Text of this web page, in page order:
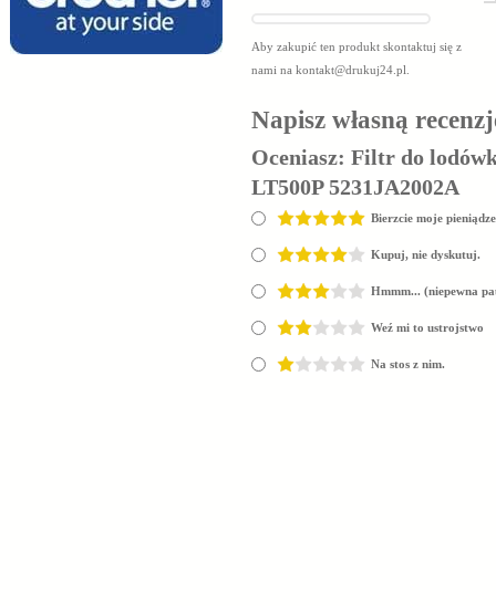
Aby zakupić ten produkt skontaktuj się z
nami na kontakt@drukuj24.pl
Napisz własną
Oceniasz: Filtr do
LT500P 5231JA2002A
Bierzcie moje
Kupuj, nie dyskutuj.
Hmmm... (niepewna
Weź mi to ustrojstwo
Na stos z nim.